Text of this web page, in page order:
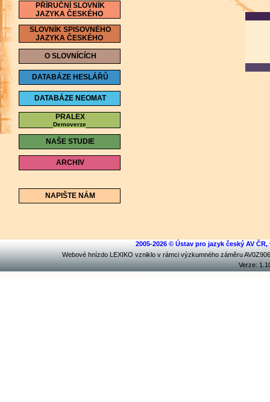
PŘÍRUČNÍ SLOVNÍK
JAZYKA ČESKÉHO
SLOVNÍK SPISOVNÉHO
JAZYKA ČESKÉHO
O SLOVNÍCÍCH
DATABÁZE HESLÁŘŮ
DATABÁZE NEOMAT
PRALEX
Demoverze
NAŠE STUDIE
ARCHIV
NAPIŠTE NÁM
2005-2026 © Ústav pro jazyk český AV ČR,
Webové hnízdo LEXIKO vzniklo v rámci výzkumného záměru
Verze: